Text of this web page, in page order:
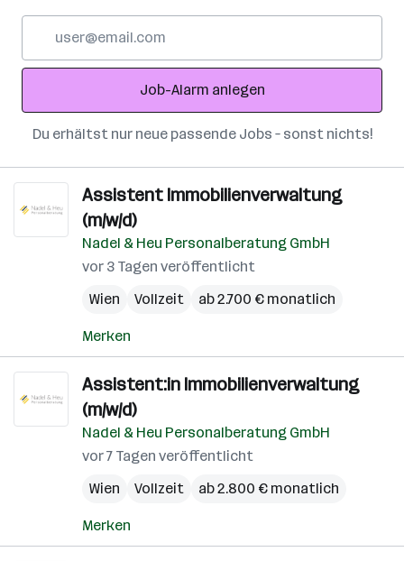
Adresse
Job-Alarm anlegen
Du erhältst nur neue passende Jobs – sonst nichts!
Assistent Immobilienverwaltung
(m/w/d)
Nadel & Heu Personalberatung GmbH
vor 3 Tagen veröffentlicht
Wien
Vollzeit ab 2.700 € monatlich
Merken
Assistent:in Immobilienverwaltung
(m/w/d)
Nadel & Heu Personalberatung GmbH
vor 7 Tagen veröffentlicht
Wien
Vollzeit ab 2.800 € monatlich
Merken